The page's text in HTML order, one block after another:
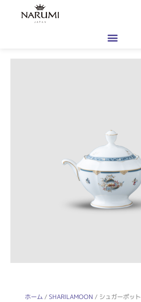
ホーム /SHARILAMOON / シュガーポット